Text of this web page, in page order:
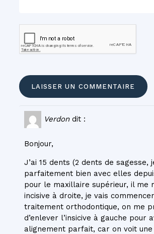
Verdon dit :
Bonjour,
J’ai 15 dents (2 dents de sagesse,
parfaitement bien avec elles
pour le maxillaire supérieur, il me
incisive à droite, je vais
traitement orthodontique, on me
d’enlever l’insicive à gauche pour
alignement parfait, car on voit